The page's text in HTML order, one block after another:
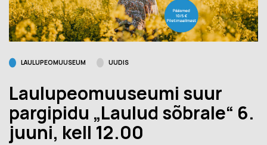
LAULUPEOMUUSEUM UUDIS
Laulupeomuuseumi suur
pargipidu „Laulud sõbrale“ 6.
juuni, kell 12.00